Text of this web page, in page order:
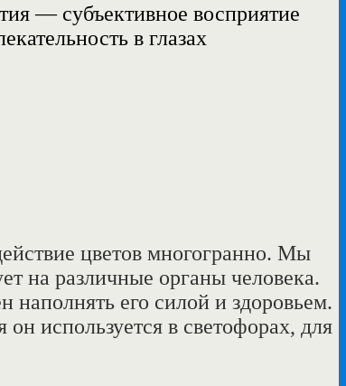
— субъективное восприятие
в глазах
цветов многогранно. Мы
на различные органы человека.
наполнять его силой и здоровьем.
используется в светофорах, для